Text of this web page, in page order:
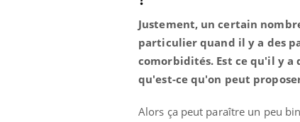
Justement, un certain
particulier quand il y a des
comorbidités. Est ce qu'il y a
qu'est-ce qu'on peut
Alors ça peut paraître un peu
Fatigue, irritabilité, brouillard mental ou
même alopécie… Les symptômes de la
carence en fer sont multiples ce qui la rend